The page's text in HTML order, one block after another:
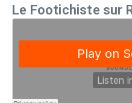
Le Footichiste sur